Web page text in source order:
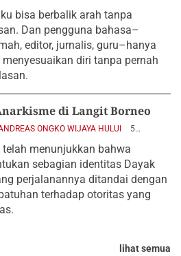
bisa berbalik arah tanpa
Dan pengguna bahasa–
editor, jurnalis, guru–hanya
diri tanpa pernah
di Langit Borneo
ONGKO WIJAYA HULUI
5
telah menunjukkan bahwa
sebagian identitas Dayak
perjalanannya ditandai dengan
terhadap otoritas yang
lihat semua